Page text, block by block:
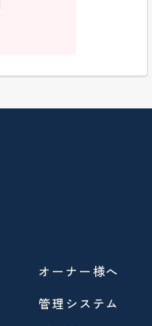
オーナー様へ
管理システム